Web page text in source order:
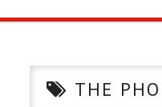
CIKK THE